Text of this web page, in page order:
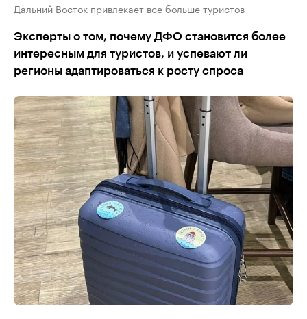
Дальний Восток привлекает все больше туристов
Эксперты о том, почему ДФО становится более
интересным для туристов, и успевают ли
регионы адаптироваться к росту спроса